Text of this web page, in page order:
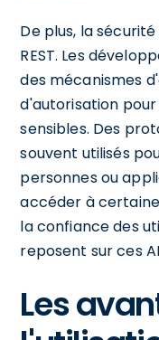
De plus, la
REST. Les
des mécanismes
d'autorisation
sensibles. Des
souvent utilisés
personnes ou
accéder à
la confiance des
reposent sur ces
Les